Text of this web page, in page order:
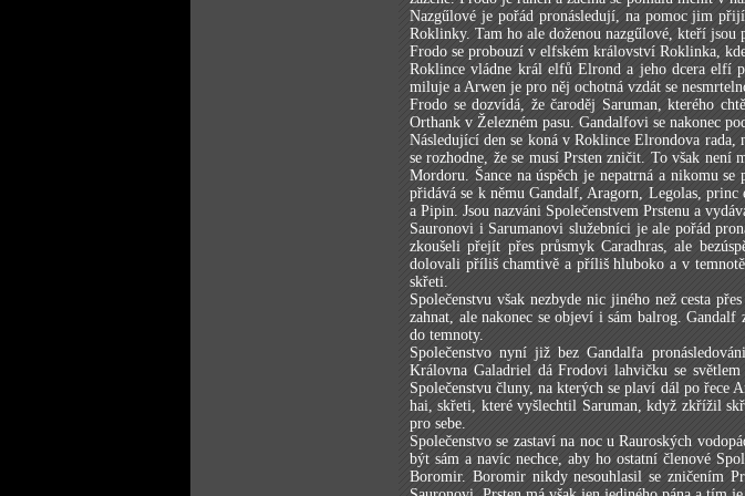
Nazgűlové je pořád pronásledují, na pomoc jim
Roklinky. Tam ho ale doženou nazgűlové, kteří jsou
Frodo se probouzí v elfském království Roklinka,
Roklince vládne král elfů Elrond a jeho dcera elfí
miluje a Arwen je pro něj ochotná vzdát se
Frodo se dozvídá, že čaroděj Saruman, kterého
Orthank v Železném pasu. Gandalfovi se nakonec
Následující den se koná v Roklince Elrondova
se rozhodne, že se musí Prsten zničit. To však
Mordoru. Šance na úspěch je nepatrná a nikomu
přidává se k němu Gandalf, Aragorn, Legolas,
a Pipin. Jsou nazváni Společenstvem Prstenu a
Sauronovi i Sarumanovi služebníci je ale pořád
zkoušeli přejít přes průsmyk Caradhras, ale
dolovali příliš chamtivě a příliš hluboko a v
skřeti.
Společenstvu však nezbyde nic jiného než cesta
zahnat, ale nakonec se objeví i sám balrog.
do temnoty.
Společenstvo nyní již bez Gandalfa
Královna Galadriel dá Frodovi lahvičku se
Společenstvu čluny, na kterých se plaví dál po řece
hai, skřeti, které vyšlechtil Saruman, když zkřížil
pro sebe.
Společenstvo se zastaví na noc u Rauroských
být sám a navíc nechce, aby ho ostatní členové
Boromir. Boromir nikdy nesouhlasil se zničením